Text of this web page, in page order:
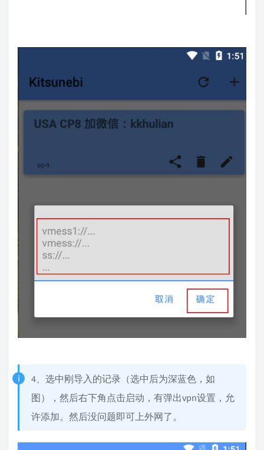
4、选中刚导入的记录（选中后为深蓝色，如
图），然后右下角点击启动，有弹出vpn设置，允
许添加。然后没问题即可上外网了。